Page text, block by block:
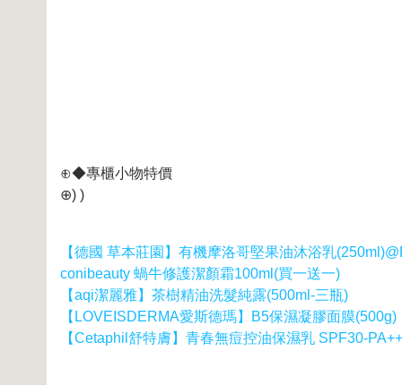
⊕◆專櫃小物特價
⊕) )
【德國 草本莊園】有機摩洛哥堅果油沐浴乳
conibeauty 蝸牛修護潔顏霜100ml(買一送一)
【aqi潔麗雅】茶樹精油洗髮純露(500ml-三瓶)
【LOVEISDERMA愛斯德瑪】B5保濕凝膠面膜(500g)
【Cetaphil舒特膚】青春無痘控油保濕乳 SPF30-